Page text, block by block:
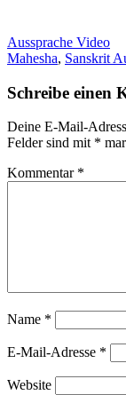
Aussprache Video
Mahesha, Sanskrit
Schreibe einen
Deine E-Mail-
Felder sind mit *
Kommentar *
Name *
E-Mail-Adresse *
Website